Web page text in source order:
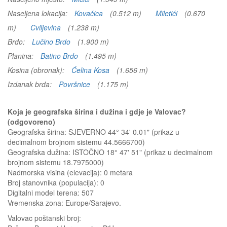
Naseljena lokacija:
Kovačica (0.512 m) Miletići
(0.670
m)
Cviljevina
(1.238 m)
Brdo:
Lučino Brdo
(1.900 m)
Planina:
Batino Brdo
(1.495 m)
Kosina (obronak):
Ćelina Kosa
(1.656 m)
Izdanak brda:
Površnice (1.175 m)
Koja je geografska širina i dužina i gdje je Valovac?
(odgovoreno)
Geografska širina: SJEVERNO 44° 34' 0.01" (prikaz u
decimalnom brojnom sistemu 44.5666700)
Geografska dužina: ISTOČNO 18° 47' 51" (prikaz u decimalnom
brojnom sistemu 18.7975000)
Nadmorska visina (elevacija): 0 metara
Broj stanovnika (populacija): 0
Digitalni model terena: 507
Vremenska zona: Europe/Sarajevo.
Valovac poštanski broj: